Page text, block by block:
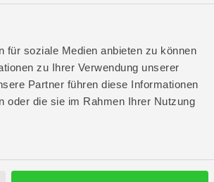
für soziale Medien anbieten zu können
zu Ihrer Verwendung unserer
Partner führen diese Informationen
oder die sie im Rahmen Ihrer Nutzung